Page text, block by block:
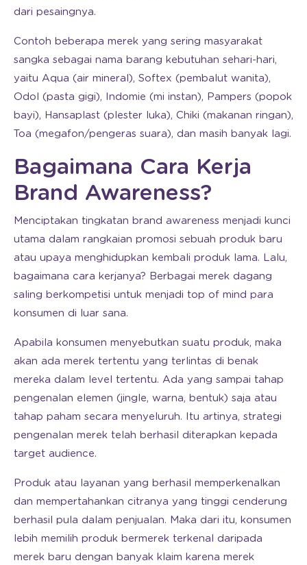
dari pesaingnya.
Contoh beberapa merek yang sering masyarakat
sangka sebagai nama barang kebutuhan sehari-hari,
yaitu Aqua (air mineral), Softex (pembalut wanita),
Odol (pasta gigi), Indomie (mi instan), Pampers (popok
bayi), Hansaplast (plester luka), Chiki (makanan ringan),
Toa (megafon/pengeras suara), dan masih banyak lagi.
Bagaimana Cara Kerja
Brand Awareness?
Menciptakan tingkatan brand awareness menjadi kunci
utama dalam rangkaian promosi sebuah produk baru
atau upaya menghidupkan kembali produk lama. Lalu,
bagaimana cara kerjanya? Berbagai merek dagang
saling berkompetisi untuk menjadi top of mind para
konsumen di luar sana.
Apabila konsumen menyebutkan suatu produk, maka
akan ada merek tertentu yang terlintas di benak
mereka dalam level tertentu. Ada yang sampai tahap
pengenalan elemen (jingle, warna, bentuk) saja atau
tahap paham secara menyeluruh. Itu artinya, strategi
pengenalan merek telah berhasil diterapkan kepada
target audience.
Produk atau layanan yang berhasil memperkenalkan
dan mempertahankan citranya yang tinggi cenderung
berhasil pula dalam penjualan. Maka dari itu, konsumen
lebih memilih produk bermerek terkenal daripada
merek baru dengan banyak klaim karena merek